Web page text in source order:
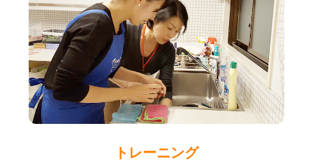
トレーニング